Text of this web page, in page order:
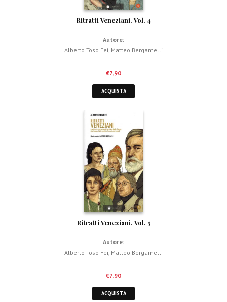
Ritratti Veneziani. Vol. 4
Autore:
Alberto Toso Fei, Matteo Bergamelli
€7,90
ACQUISTA
Ritratti Veneziani. Vol. 5
Autore:
Alberto Toso Fei, Matteo Bergamelli
€7,90
ACQUISTA